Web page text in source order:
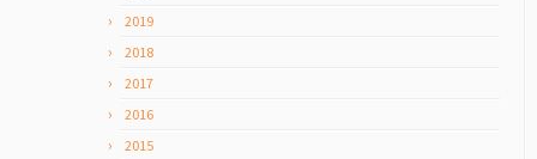
2019
2018
2017
2016
2015